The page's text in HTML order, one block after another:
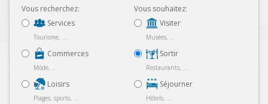
Vous recherchez:
Services
Tourisme, ...
Commerces
Mode, ...
Loisirs
Plages, sports, ...
Vous souhaitez:
Visiter
Musées, ...
Sortir
Restaurants, ...
Séjourner
Hôtels, ...